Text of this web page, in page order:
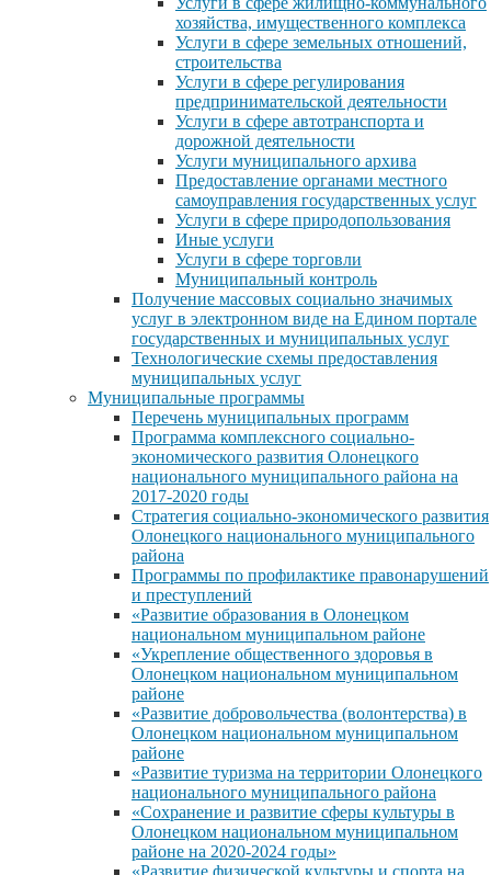
хозяйства, имущественного комплекса
Услуги в сфере земельных отношений,
строительства
Услуги в сфере регулирования
предпринимательской деятельности
Услуги в сфере автотранспорта и
дорожной деятельности
Услуги муниципального архива
Предоставление органами местного
самоуправления государственных услуг
Услуги в сфере природопользования
Иные услуги
Услуги в сфере торговли
Муниципальный контроль
Получение массовых социально значимых
услуг в электронном виде на Едином портале
государственных и муниципальных услуг
Технологические схемы предоставления
муниципальных услуг
Муниципальные программы
Перечень муниципальных программ
Программа комплексного социально-
экономического развития Олонецкого
национального муниципального района на
2017-2020 годы
Стратегия социально-экономического развития
Олонецкого национального муниципального
района
Программы по профилактике правонарушений
и преступлений
«Развитие образования в Олонецком
национальном муниципальном районе
«Укрепление общественного здоровья в
Олонецком национальном муниципальном
районе
«Развитие добровольчества (волонтерства) в
Олонецком национальном муниципальном
районе
«Развитие туризма на территории Олонецкого
национального муниципального района
«Сохранение и развитие сферы культуры в
Олонецком национальном муниципальном
районе на 2020-2024 годы»
«Развитие физической культуры и спорта на